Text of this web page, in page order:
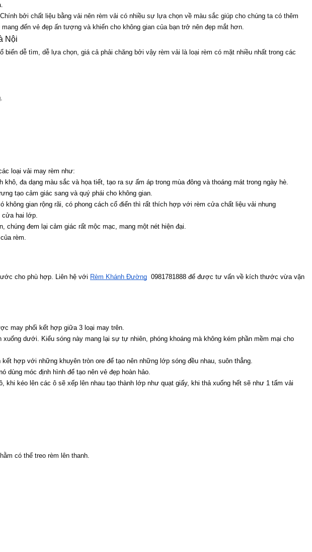
bởi chất liệu bằng vải nên rèm vải có nhiều sự lựa chọn về màu sắc giúp cho chúng ta có thêm
đến vẻ đẹp ấn tượng và khiến cho không gian của bạn trở nên đẹp mắt hơn.
dễ tìm, dễ lựa chọn, giá cả phải chăng bởi vậy rèm vải là loại rèm có mặt nhiều nhất trong các
loại vải may rèm như:
đa dạng màu sắc và họa tiết, tạo ra sự ấm áp trong mùa đông và thoáng mát trong ngày hè.
tạo cảm giác sang và quý phái cho không gian.
không gian rộng rãi, có phong cách cổ điển thì rất thích hợp với rèm cửa chất liệu vải nhung
hai lớp.
đem lại cảm giác rất mộc mạc, mang một nét hiện đại.
rèm.
cho phù hợp. Liên hệ với Rèm Khánh Đường 0981781888 để được tư vấn về kích thước vừa vặn
may phối kết hợp giữa 3 loại may trên.
dưới. Kiểu sóng này mang lại sự tự nhiên, phóng khoáng mà không kém phần mềm mại cho
hợp với những khuyên tròn ore để tạo nên những lớp sóng đều nhau, suôn thẳng.
móc định hình để tạo nên vẻ đẹp hoàn hảo.
kéo lên các ô sẽ xếp lên nhau tạo thành lớp như quạt giấy, khi thả xuống hết sẽ như 1 tấm vải
có thể treo rèm lên thanh.